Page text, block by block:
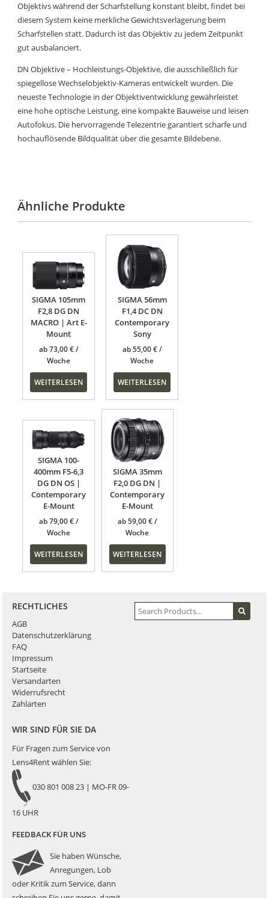
Objektivs während der Scharfstellung konstant bleibt, findet bei
diesem System keine merkliche Gewichtsverlagerung beim
Scharfstellen statt. Dadurch ist das Objektiv zu jedem Zeitpunkt
gut ausbalanciert.
DN Objektive – Hochleistungs-Objektive, die ausschließlich für
spiegellose Wechselobjektiv-Kameras entwickelt wurden. Die
neueste Technologie in der Objektiventwicklung gewährleistet
eine hohe optische Leistung, eine kompakte Bauweise und leisen
Autofokus. Die hervorragende Telezentrie garantiert scharfe und
hochauflösende Bildqualität über die gesamte Bildebene.
Ähnliche Produkte
SIGMA 105mm
F2,8 DG DN
MACRO | Art E-
Mount
ab73,00€
WEITERLESEN
SIGMA 56mm
F1,4 DC DN
Contemporary
Sony
ab55,00€
WEITERLESEN
SIGMA 100-
400mm F5-6,3
DG DN OS |
Contemporary
E-Mount
ab79,00€
WEITERLESEN
SIGMA 35mm
F2,0 DG DN |
Contemporary
E-Mount
ab59,00€
WEITERLESEN
RECHTLICHES
AGB
Datenschutzerklärung
FAQ
Impressum
Startseite
Versandarten
Widerrufsrecht
Zahlarten
WIR SIND FÜR SIE DA
Für Fragen zum Service von
Lens4Rent wählen Sie:
030 801 008 23 | MO-FR 09-
16 UHR
FEEDBACK FÜR UNS
Sie haben Wünsche,
Anregungen, Lob
oder Kritik zum Service, dann